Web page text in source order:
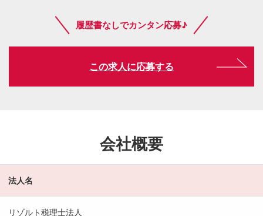
履歴書なしでカンタン応募♪
この求人に応募する
会社概要
法人名
リゾルト税理士法人